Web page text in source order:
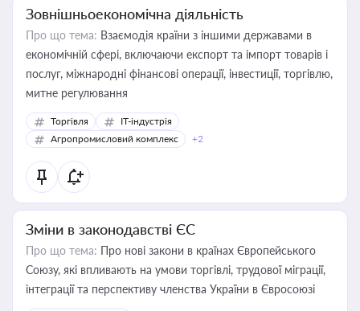
Зовнішньоекономічна діяльність
Про що тема: Взаємодія країни з іншими державами в
економічній сфері, включаючи експорт та імпорт товарів і
послуг, міжнародні фінансові операції, інвестиції, торгівлю,
митне регулювання
Торгівля
IT-індустрія
Агропромисловий комплекс
+2
Зміни в законодавстві ЄС
Про що тема: Про нові закони в країнах Європейського
Союзу, які впливають на умови торгівлі, трудової міграції,
інтеграції та перспективу членства України в Євросоюзі